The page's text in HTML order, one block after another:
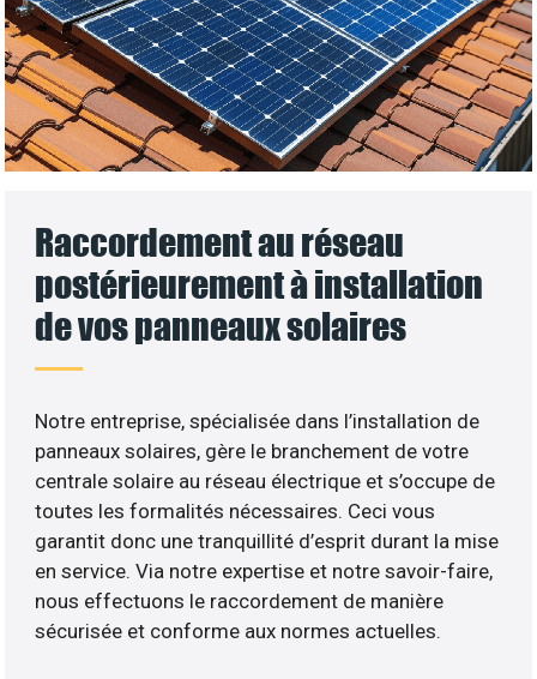
Raccordement au réseau
postérieurement à installation
de vos panneaux solaires
Notre entreprise, spécialisée dans l’installation de
panneaux solaires, gère le branchement de votre
centrale solaire au réseau électrique et s’occupe de
toutes les formalités nécessaires. Ceci vous
garantit donc une tranquillité d’esprit durant la mise
en service. Via notre expertise et notre savoir-faire,
nous effectuons le raccordement de manière
sécurisée et conforme aux normes actuelles.